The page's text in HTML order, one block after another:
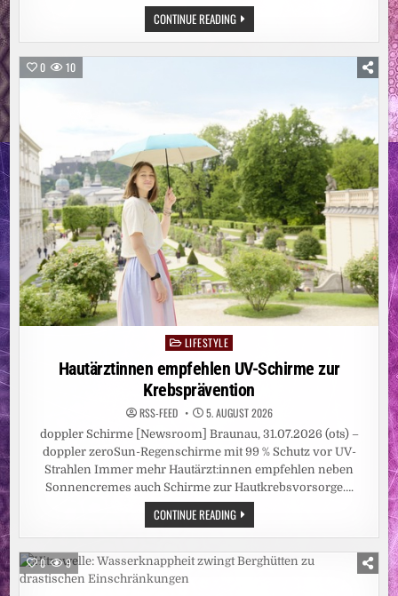
CONTINUE READINGLEUTE:
„DER
BESTE
KOMMT
0 10
PostedLIFESTYLE
Hautärztinnen empfehlen UV-Schirme zur
Krebsprävention
RSS-FEED 5. AUGUST 2026
doppler Schirme [Newsroom] Braunau, 31.07.2026 (ots) –
doppler zeroSun-Regenschirme mit 99 % Schutz vor UV-
Strahlen Immer mehr Hautärzt:innen empfehlen neben
Sonnencremes auch Schirme zur Hautkrebsvorsorge….
CONTINUE READINGHAUTÄRZTINNEN
EMPFEHLEN
UV-
SCHIRME
ZUR
KREBSPRÄVENTION
0 9